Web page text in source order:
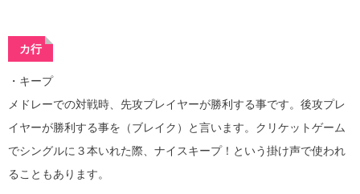
カ行
・キープ
メドレーでの対戦時、先攻プレイヤーが勝利する事です。後攻プレ
イヤーが勝利する事を（ブレイク）と言います。クリケットゲーム
でシングルに３本いれた際、ナイスキープ！という掛け声で使われ
ることもあります。